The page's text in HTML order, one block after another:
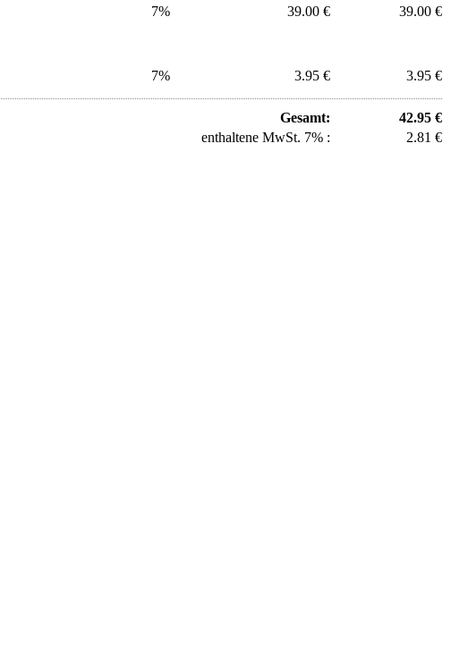
7% 39.00 € 39.00 €
7% 3.95 € 3.95 €
Gesamt:
42.95 €
enthaltene MwSt. 7% :
2.81 €